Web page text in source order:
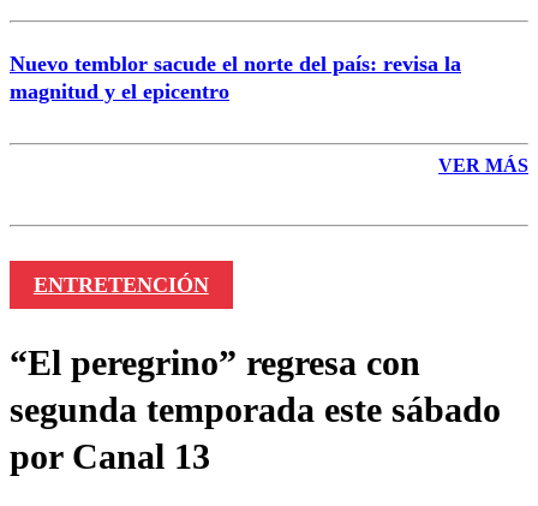
Nuevo temblor sacude el norte del país: revisa la
magnitud y el epicentro
VER MÁS
ENTRETENCIÓN
“El peregrino” regresa con
segunda temporada este sábado
por Canal 13